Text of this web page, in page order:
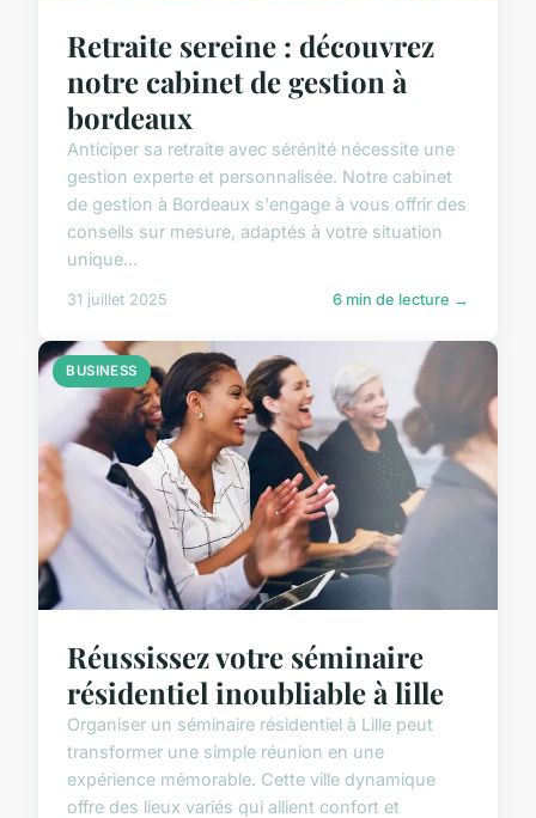
Retraite sereine : découvrez
notre cabinet de gestion à
bordeaux
Anticiper sa retraite avec sérénité nécessite une
gestion experte et personnalisée. Notre cabinet
de gestion à Bordeaux s'engage à vous offrir des
conseils sur mesure, adaptés à votre situation
unique...
31 juillet 2025 6 min de lecture →
BUSINESS
Réussissez votre séminaire
résidentiel inoubliable à lille
Organiser un séminaire résidentiel à Lille peut
transformer une simple réunion en une
expérience mémorable. Cette ville dynamique
offre des lieux variés qui allient confort et